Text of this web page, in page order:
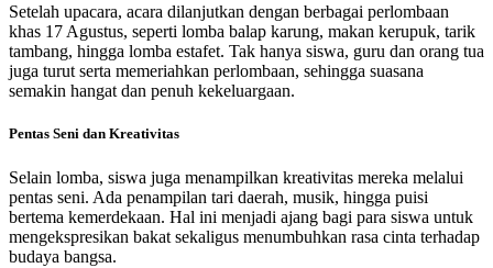
Setelah upacara, acara dilanjutkan dengan berbagai perlombaan
khas 17 Agustus, seperti lomba balap karung, makan kerupuk, tarik
tambang, hingga lomba estafet. Tak hanya siswa, guru dan orang tua
juga turut serta memeriahkan perlombaan, sehingga suasana
semakin hangat dan penuh kekeluargaan.
Pentas Seni dan Kreativitas
Selain lomba, siswa juga menampilkan kreativitas mereka melalui
pentas seni. Ada penampilan tari daerah, musik, hingga puisi
bertema kemerdekaan. Hal ini menjadi ajang bagi para siswa untuk
mengekspresikan bakat sekaligus menumbuhkan rasa cinta terhadap
budaya bangsa.